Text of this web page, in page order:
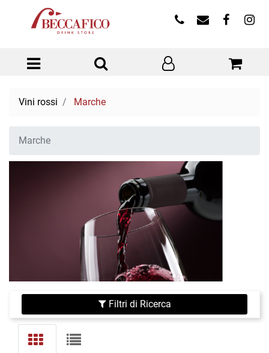
Open menu
Vini rossi Marche
Marche
Filtri di Ricerca